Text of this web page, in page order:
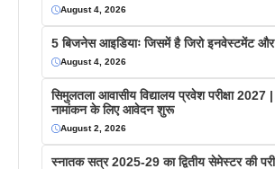
August 4, 2026
5 बिजनेस आइडियाः जिसमें है जिरो इनवेस्टमेंट
August 4, 2026
सिमुलतला आवासीय विद्यालय प्रवेश परीक्षा 2027
नामांकन के लिए आवेदन शुरू
August 2, 2026
स्नातक सत्र 2025-29 का द्वितीय सेमेस्टर की